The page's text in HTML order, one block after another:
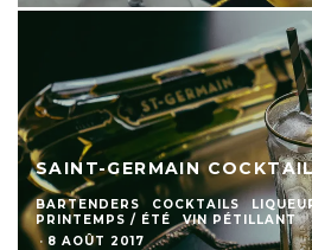
SAINT-GERMAIN
BARTENDERS COCKTAILS
PRINTEMPS / ÉTÉ
VIN PÉTILLANT
· 8 AOÛT 2017